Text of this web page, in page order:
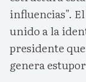
influencias".
unido a la
presidente
genera